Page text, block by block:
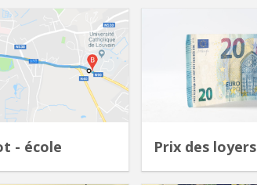
- école Prix des loyers